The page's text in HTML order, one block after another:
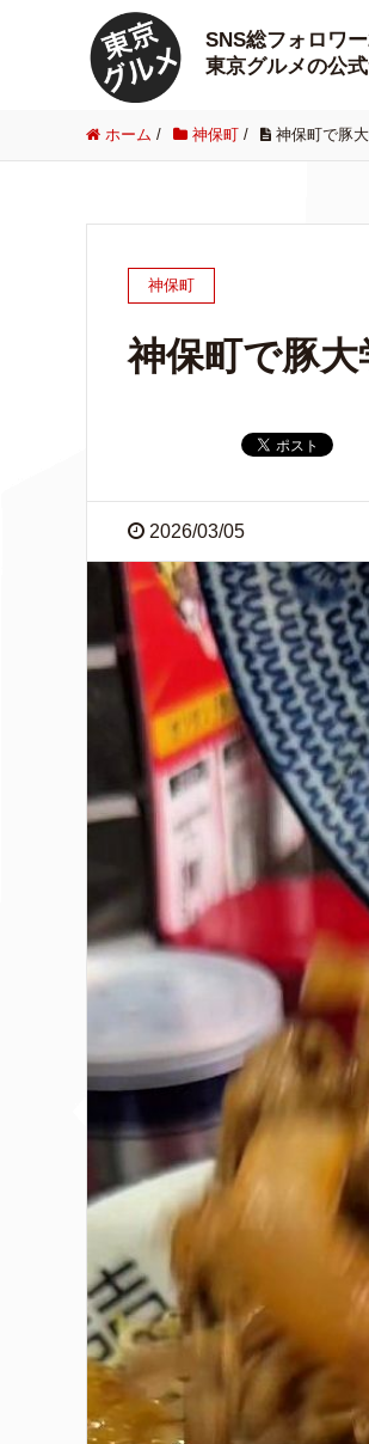
SNS総フォロワ
東京グルメの公
ホーム / 神保町 / 神保町で豚
神保町
神保町で豚大
2026/03/05